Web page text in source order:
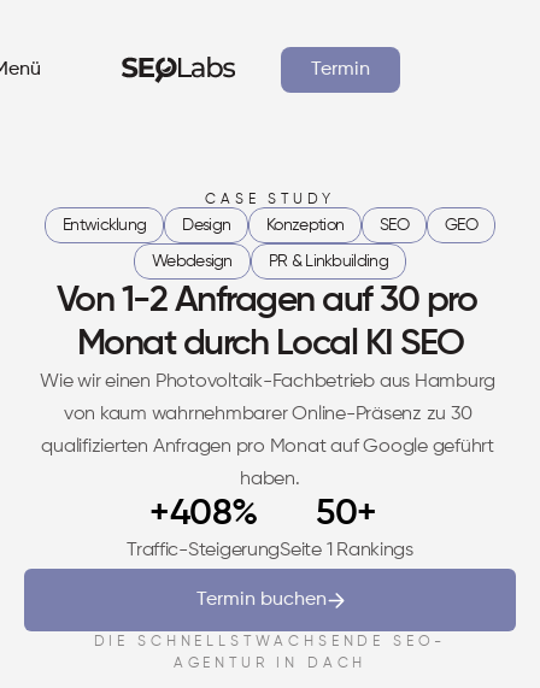
Termin
Branchen
Fallstudien
CASE STUDY
Entwicklung Design Konzeption SEO GEO
Webdesign PR & Linkbuilding
Von 1-2 Anfragen auf 30 pro
Monat durch Local KI SEO
Wie wir einen Photovoltaik-Fachbetrieb aus Hamburg
von kaum wahrnehmbarer Online-Präsenz zu 30
qualifizierten Anfragen pro Monat auf Google geführt
haben.
+408%
Traffic-Steigerung
50+
Seite 1 Rankings
Termin buchen
DIE SCHNELLSTWACHSENDE SEO-
AGENTUR IN DACH